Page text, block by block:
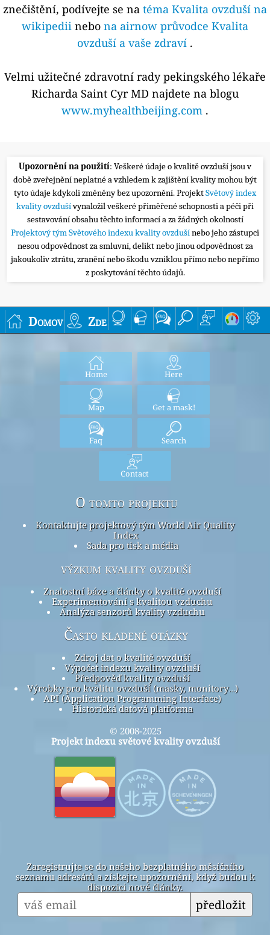
znečištění, podívejte se na téma Kvalita ovzduší na
wikipedii nebo na airnow průvodce Kvalita
ovzduší a vaše zdraví .
Velmi užitečné zdravotní rady pekingského lékaře
Richarda Saint Cyr MD najdete na blogu
www.myhealthbeijing.com .
Upozornění na použití: Veškeré údaje o kvalitě ovzduší jsou v
době zveřejnění neplatné a vzhledem k zajištění kvality mohou být
tyto údaje kdykoli změněny bez upozornění. ProjektSvětový index
kvality ovzdušívynaložil veškeré přiměřené schopnosti a péči při
sestavování obsahu těchto informací a za žádných okolností
Projektový tým Světového indexu kvality ovzdušínebo jeho zástupci
nesou odpovědnost za smluvní, delikt nebo jinou odpovědnost za
jakoukoliv ztrátu, zranění nebo škodu vzniklou přímo nebo nepřímo
z poskytování těchto údajů.
Domov Zde
Home Here
Map Get a mask!
Faq Search
Contact
O tomto projektu
Kontaktujte projektový tým World Air Quality
Index
Sada pro tisk a média
výzkum kvality ovzduší
Znalostní báze a články o kvalitě ovzduší
Experimentování s kvalitou vzduchu
Analýza senzorů kvality vzduchu
Často kladené otázky
Zdroj dat o kvalitě ovzduší
Výpočet indexu kvality ovzduší
Předpověď kvality ovzduší
Výrobky pro kvalitu ovzduší (masky, monitory…)
API (Application Programming Interface)
Historická datová platforma
© 2008-2025
Projekt indexu světové kvality ovzduší
Zaregistrujte se do našeho bezplatného měsíčního
seznamu adresátů a získejte upozornění, když budou k
dispozici nové články.
předložit